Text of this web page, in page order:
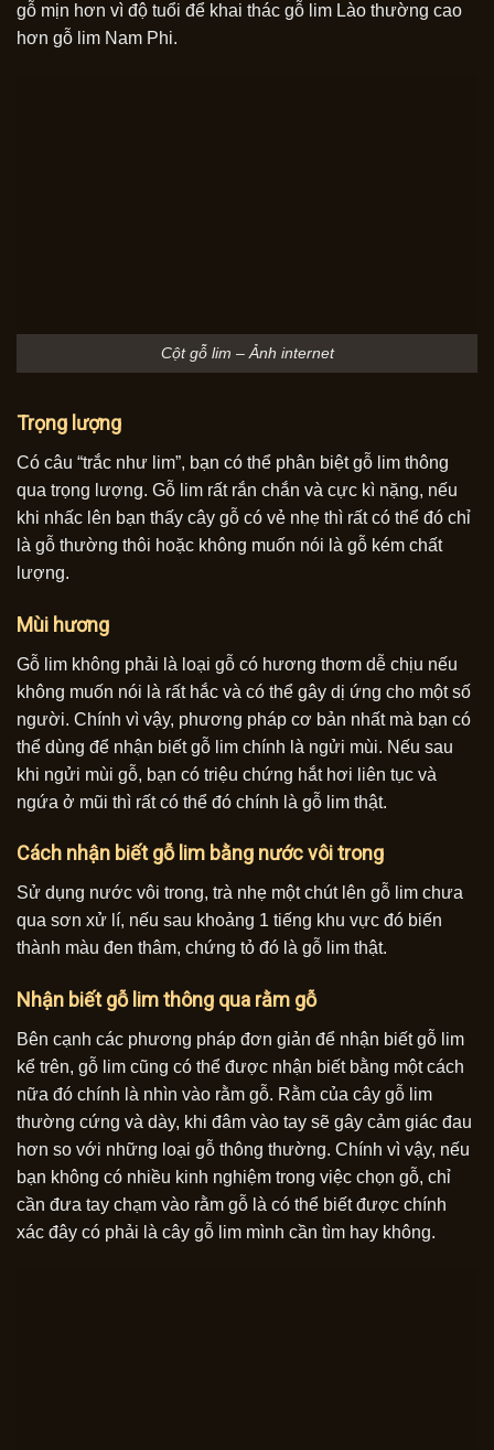
gỗ mịn hơn vì độ tuổi để khai thác gỗ lim Lào thường cao
hơn gỗ lim Nam Phi.
Cột gỗ lim – Ảnh internet
Trọng lượng
Có câu “trắc như lim”, bạn có thể phân biệt gỗ lim thông
qua trọng lượng. Gỗ lim rất rắn chắn và cực kì nặng, nếu
khi nhấc lên bạn thấy cây gỗ có vẻ nhẹ thì rất có thể đó chỉ
là gỗ thường thôi hoặc không muốn nói là gỗ kém chất
lượng.
Mùi hương
Gỗ lim không phải là loại gỗ có hương thơm dễ chịu nếu
không muốn nói là rất hắc và có thể gây dị ứng cho một số
người. Chính vì vậy, phương pháp cơ bản nhất mà bạn có
thể dùng để nhận biết gỗ lim chính là ngửi mùi. Nếu sau
khi ngửi mùi gỗ, bạn có triệu chứng hắt hơi liên tục và
ngứa ở mũi thì rất có thể đó chính là gỗ lim thật.
Cách nhận biết gỗ lim bằng nước vôi trong
Sử dụng nước vôi trong, trà nhẹ một chút lên gỗ lim chưa
qua sơn xử lí, nếu sau khoảng 1 tiếng khu vực đó biến
thành màu đen thâm, chứng tỏ đó là gỗ lim thật.
Nhận biết gỗ lim thông qua rằm gỗ
Bên cạnh các phương pháp đơn giản để nhận biết gỗ lim
kể trên, gỗ lim cũng có thể được nhận biết bằng một cách
nữa đó chính là nhìn vào rằm gỗ. Rằm của cây gỗ lim
thường cứng và dày, khi đâm vào tay sẽ gây cảm giác đau
hơn so với những loại gỗ thông thường. Chính vì vậy, nếu
bạn không có nhiều kinh nghiệm trong việc chọn gỗ, chỉ
cần đưa tay chạm vào rằm gỗ là có thể biết được chính
xác đây có phải là cây gỗ lim mình cần tìm hay không.